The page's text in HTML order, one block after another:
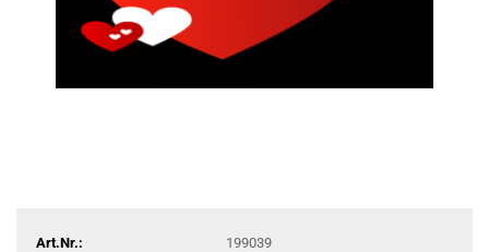
Art.Nr.:
199039